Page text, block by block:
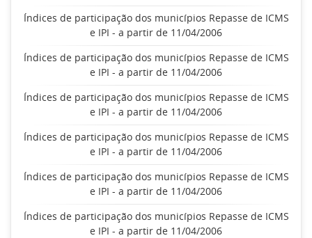
Índices de participação dos municípios Repasse de ICMS
e IPI - a partir de 11/04/2006
Índices de participação dos municípios Repasse de ICMS
e IPI - a partir de 11/04/2006
Índices de participação dos municípios Repasse de ICMS
e IPI - a partir de 11/04/2006
Índices de participação dos municípios Repasse de ICMS
e IPI - a partir de 11/04/2006
Índices de participação dos municípios Repasse de ICMS
e IPI - a partir de 11/04/2006
Índices de participação dos municípios Repasse de ICMS
e IPI - a partir de 11/04/2006